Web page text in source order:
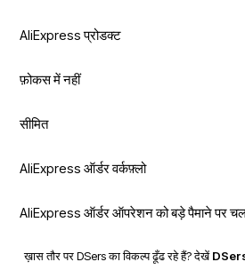
AliExpress प्रोडक्ट
फ़ोकस में नहीं
सीमित
AliExpress ऑर्डर वर्कफ़्लो
AliExpress ऑर्डर ऑपरेशन को बड़े पैमाने पर
ख़ास तौर पर DSers का विकल्प ढूँढ रहे हैं? देखें